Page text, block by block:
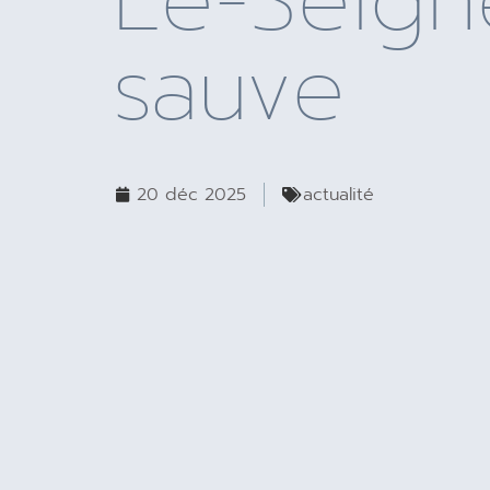
sauve
20 déc 2025 actualité